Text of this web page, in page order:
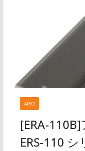
AIBO
[ERA-110B]
ERS-110